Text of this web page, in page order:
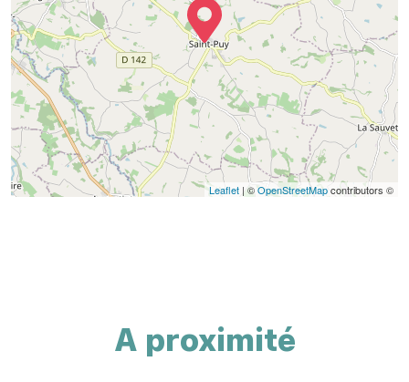
Leaflet | ©OpenStreetMapcontributors ©
A proximité